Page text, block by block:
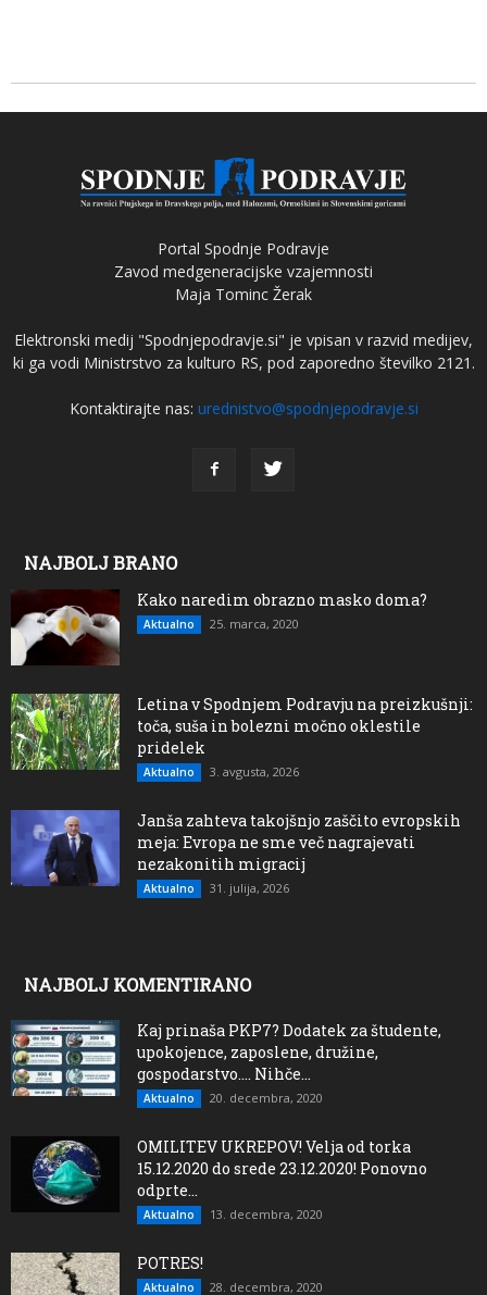
Portal Spodnje Podravje
Zavod medgeneracijske vzajemnosti
Maja Tominc Žerak
Elektronski medij "Spodnjepodravje.si" je vpisan v razvid medijev,
ki ga vodi Ministrstvo za kulturo RS, pod zaporedno številko 2121.
Kontaktirajte nas: urednistvo@spodnjepodravje.si
NAJBOLJ BRANO
Kako naredim obrazno masko doma?
Aktualno 25. marca, 2020
Letina v Spodnjem Podravju na preizkušnji:
toča, suša in bolezni močno oklestile
pridelek
Aktualno 3. avgusta, 2026
Janša zahteva takojšnjo zaščito evropskih
meja: Evropa ne sme več nagrajevati
nezakonitih migracij
Aktualno 31. julija, 2026
NAJBOLJ KOMENTIRANO
Kaj prinaša PKP7? Dodatek za študente,
upokojence, zaposlene, družine,
gospodarstvo…. Nihče...
Aktualno 20. decembra, 2020
OMILITEV UKREPOV! Velja od torka
15.12.2020 do srede 23.12.2020! Ponovno
odprte...
Aktualno 13. decembra, 2020
POTRES!
Aktualno 28. decembra, 2020